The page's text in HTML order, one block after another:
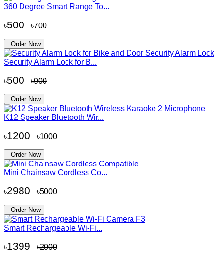
360 Degree Smart Range To...
৳500 ৳700
Order Now
Security Alarm Lock for B...
৳500 ৳900
Order Now
K12 Speaker Bluetooth Wir...
৳1200 ৳1000
Order Now
Mini Chainsaw Cordless Co...
৳2980 ৳5000
Order Now
Smart Rechargeable Wi-Fi...
৳1399 ৳2000